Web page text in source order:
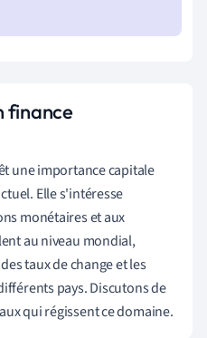
finance
une importance capitale
Elle s'intéresse
monétaires et aux
au niveau mondial,
taux de change et les
pays. Discutons de
qui régissent ce domaine.